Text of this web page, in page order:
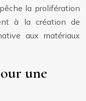
la prolifération
à la création de
aux matériaux
une